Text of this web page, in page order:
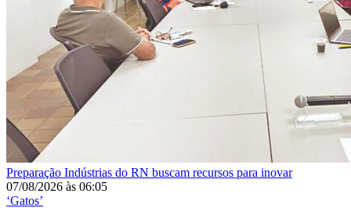
Preparação Indústrias do RN buscam recursos para inovar
07/08/2026 às 06:05
‘Gatos’